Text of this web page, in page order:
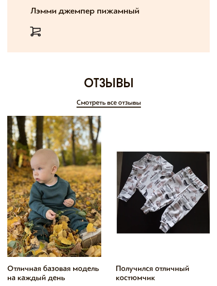
Лэмми джемпер пижамный
отзывы
Смотреть все отзывы
Отличная базовая модель
на каждый день
Получился отличный
костюмчик